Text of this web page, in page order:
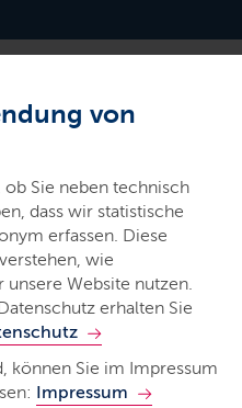
von
Sie neben technisch
dass wir statistische
erfassen. Diese
wie
unsere Website nutzen.
erhalten Sie
können Sie im Impressum
Impressum
und Natur